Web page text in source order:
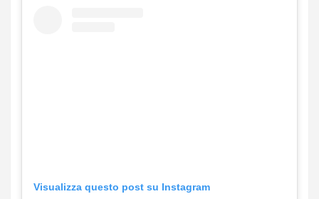
Visualizza questo post su Instagram